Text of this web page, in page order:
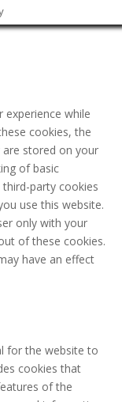
experience while
cookies, the
are stored on your
of basic
party cookies
use this website.
only with your
of these cookies.
have an effect
for the website to
cookies that
of the